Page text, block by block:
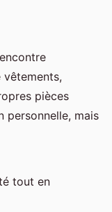
vêtements,
pièces
personnelle, mais
tout en